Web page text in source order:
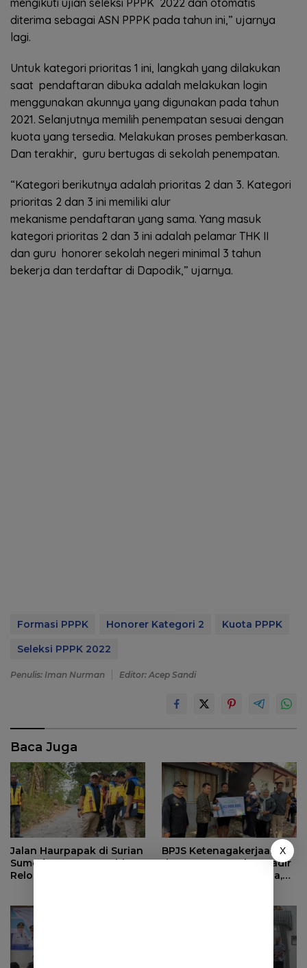
diterima sebagai ASN PPPK pada tahun ini,” ujarnya
lagi.
Untuk kategori prioritas 1 ini, langkah yang dilakukan
saat pendaftaran dibuka adalah melakukan login
menggunakan akunnya yang digunakan pada tahun
2021. Selanjutnya memilih penempatan sesuai dengan
kuota yang tersedia. Melakukan proses pemberkasan.
Dan terakhir, guru bertugas di sekolah penempatan.
“Kategori berikutnya adalah prioritas 2 dan 3. Kategori
prioritas 2 dan 3 ini memiliki alur
mekanisme pendaftaran yang sama. Yang masuk
kategori prioritas 2 dan 3 ini adalah pelamar THK II
dan guru honorer sekolah negeri minimal 3 tahun
bekerja dan terdaftar di Dapodik,” ujarnya.
Formasi PPPK Honorer Kategori 2
Kuota PPPK
Seleksi PPPK 2022
Penulis: Iman Nurman Editor: Acep Sandi
Baca Juga
Jalan Haurpapak di Surian
Sumedang Terus Ambles,
Relokasi Terkendala Izin
BPJS Ketenagakerjaan
dan Pemprov Jabar Hadir
untuk Keluarga Pekerja,
X